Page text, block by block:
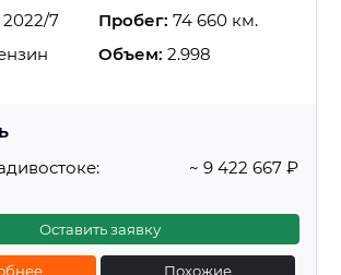
2022/7 Пробег: 74 660 км.
Объем: 2.998
~ 9 422 667 ₽
Оставить заявку
Похожие